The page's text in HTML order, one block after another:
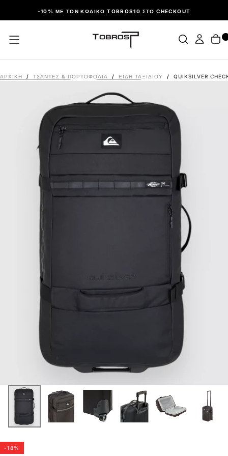
ΠΑΡΆΛΕΙΨΗ-10% ΜΕ ΤΟΝ ΚΩΔΙΚΌ TOBROS10 ΣΤΟ CHECKOUT
ΑΡΧΙΚΉ / ΤΣΑΝΤΕΣ & ΠΟΡΤΟΦΟΛΙΑ / ΕΊΔΗ ΤΑΞΙΔΊΟΥ / QUIKSILVER
-18%